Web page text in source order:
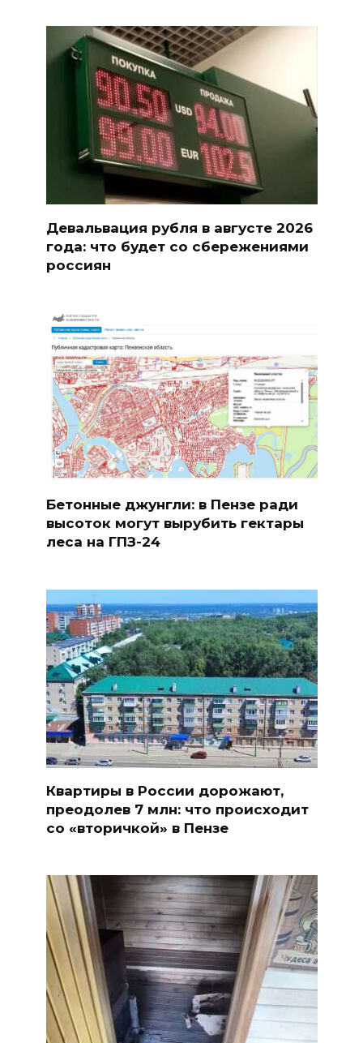
Девальвация рубля в августе 2026
года: что будет со сбережениями
россиян
Бетонные джунгли: в Пензе ради
высоток могут вырубить гектары
леса на ГПЗ-24
Квартиры в России дорожают,
преодолев 7 млн: что происходит
со «вторичкой» в Пензе